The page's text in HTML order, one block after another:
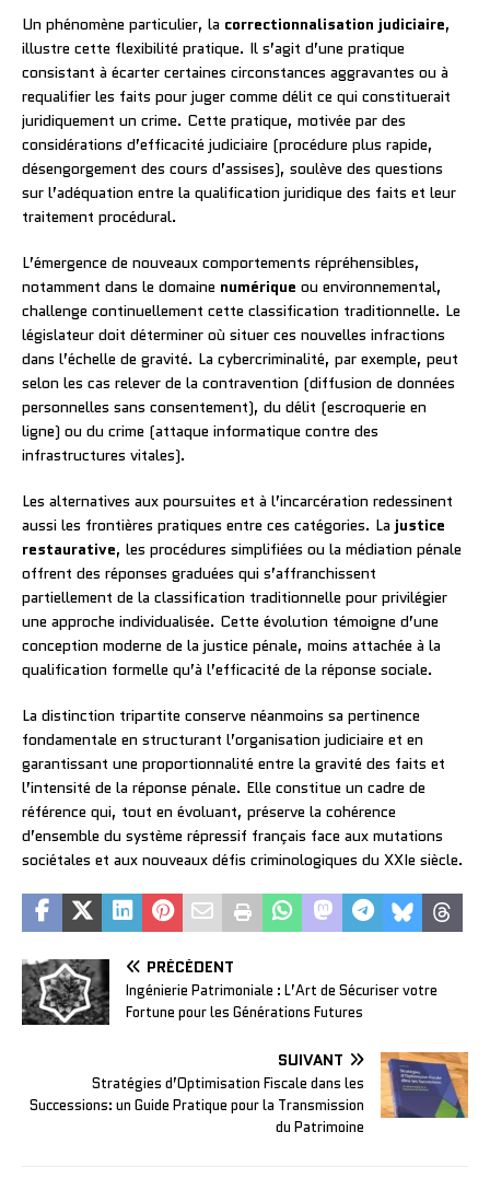
Un phénomène particulier, la correctionnalisation judiciaire,
illustre cette flexibilité pratique. Il s’agit d’une pratique
consistant à écarter certaines circonstances aggravantes ou à
requalifier les faits pour juger comme délit ce qui constituerait
juridiquement un crime. Cette pratique, motivée par des
considérations d’efficacité judiciaire (procédure plus rapide,
désengorgement des cours d’assises), soulève des questions
sur l’adéquation entre la qualification juridique des faits et leur
traitement procédural.
L’émergence de nouveaux comportements répréhensibles,
notamment dans le domaine numérique ou environnemental,
challenge continuellement cette classification traditionnelle. Le
législateur doit déterminer où situer ces nouvelles infractions
dans l’échelle de gravité. La cybercriminalité, par exemple, peut
selon les cas relever de la contravention (diffusion de données
personnelles sans consentement), du délit (escroquerie en
ligne) ou du crime (attaque informatique contre des
infrastructures vitales).
Les alternatives aux poursuites et à l’incarcération redessinent
aussi les frontières pratiques entre ces catégories. La justice
restaurative, les procédures simplifiées ou la médiation pénale
offrent des réponses graduées qui s’affranchissent
partiellement de la classification traditionnelle pour privilégier
une approche individualisée. Cette évolution témoigne d’une
conception moderne de la justice pénale, moins attachée à la
qualification formelle qu’à l’efficacité de la réponse sociale.
La distinction tripartite conserve néanmoins sa pertinence
fondamentale en structurant l’organisation judiciaire et en
garantissant une proportionnalité entre la gravité des faits et
l’intensité de la réponse pénale. Elle constitue un cadre de
référence qui, tout en évoluant, préserve la cohérence
d’ensemble du système répressif français face aux mutations
sociétales et aux nouveaux défis criminologiques du XXIe siècle.
PRÉCÉDENT
Ingénierie Patrimoniale : L’Art de Sécuriser votre
Fortune pour les Générations Futures
SUIVANT
Stratégies d’Optimisation Fiscale dans les
Successions: un Guide Pratique pour la Transmission
du Patrimoine